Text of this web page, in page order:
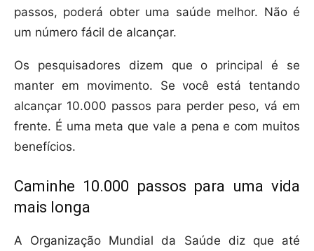
passos, poderá obter uma saúde melhor. Não é
um número fácil de alcançar.
Os pesquisadores dizem que o principal é se
manter em movimento. Se você está tentando
alcançar 10.000 passos para perder peso, vá em
frente. É uma meta que vale a pena e com muitos
benefícios.
Caminhe 10.000 passos para uma vida
mais longa
A Organização Mundial da Saúde diz que até